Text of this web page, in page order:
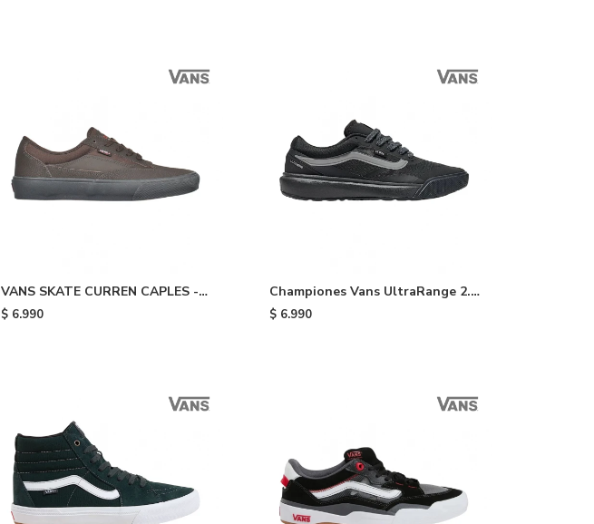
VANS SKATE CURREN CAPLES -
Dark
$ 6.990
Championes Vans UltraRange 2.0
- Black/grey
$ 6.990